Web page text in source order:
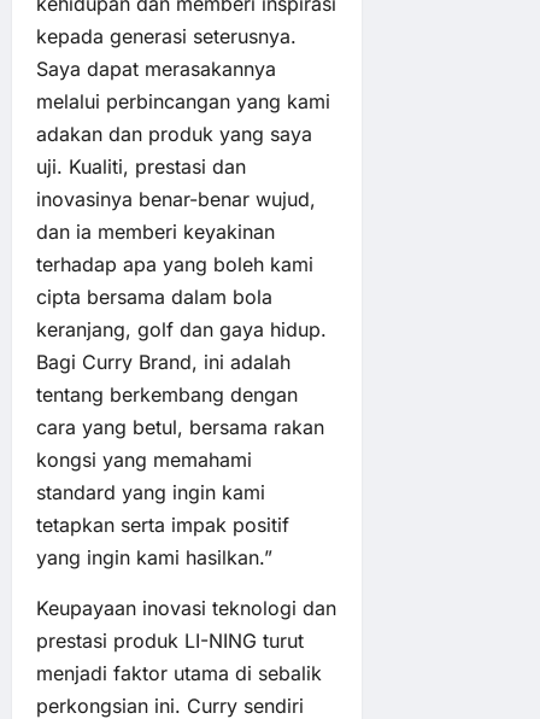
kepada generasi seterusnya.
Saya dapat merasakannya
melalui perbincangan yang kami
adakan dan produk yang saya
uji. Kualiti, prestasi dan
inovasinya benar-benar wujud,
dan ia memberi keyakinan
terhadap apa yang boleh kami
cipta bersama dalam bola
keranjang, golf dan gaya hidup.
Bagi Curry Brand, ini adalah
tentang berkembang dengan
cara yang betul, bersama rakan
kongsi yang memahami
standard yang ingin kami
tetapkan serta impak positif
yang ingin kami hasilkan.”
Keupayaan inovasi teknologi dan
prestasi produk LI-NING turut
menjadi faktor utama di sebalik
perkongsian ini. Curry sendiri